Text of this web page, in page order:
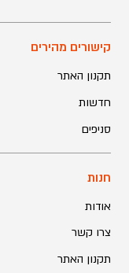
קישורים מהירים
תקנון האתר
חדשות
סניפים
חנות
אודות
צרו קשר
תקנון האתר